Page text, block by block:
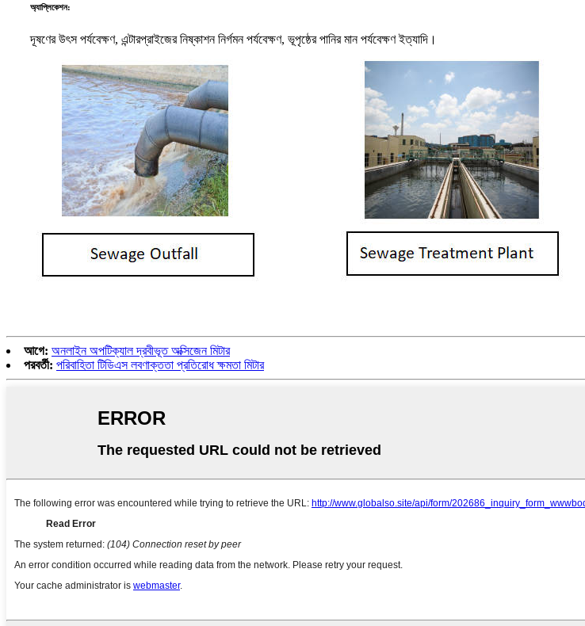
অ্যাপ্লিকেশন:
দূষণের উৎস পর্যবেক্ষণ, এন্টারপ্রাইজের নিষ্কাশন নির্গমন পর্যবেক্ষণ, ভূপৃষ্ঠের পানির মান পর্যবেক্ষণ ইত্যাদি।
আগে: অনলাইন অপটিক্যাল দ্রবীভূত অক্সিজেন মিটার
পরবর্তী: পরিবাহিতা টিডিএস লবণাক্ততা প্রতিরোধ ক্ষমতা মিটার